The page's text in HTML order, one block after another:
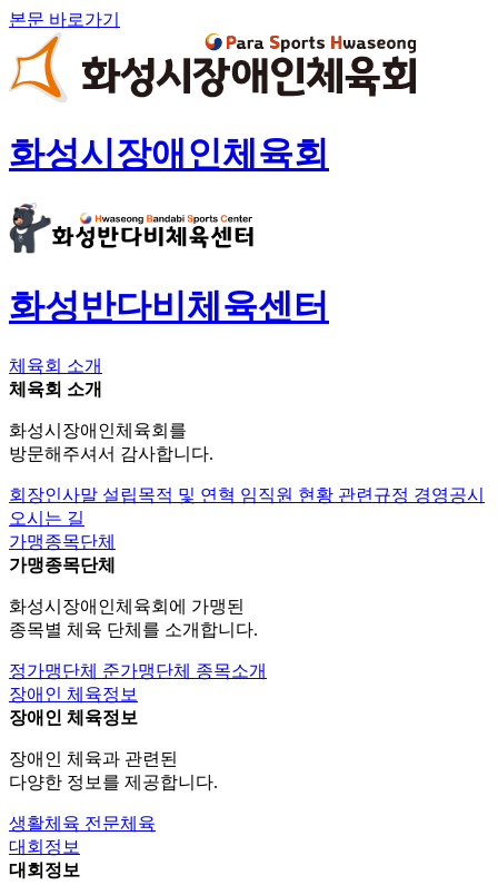
본문 바로가기
화성시장애인체육회
화성반다비체육센터
체육회 소개
체육회 소개
화성시장애인체육회를
방문해주셔서 감사합니다.
회장인사말 설립목적 및 연혁 임직원 현황 관련규정 경영공시
오시는 길
가맹종목단체
가맹종목단체
화성시장애인체육회에 가맹된
종목별 체육 단체를 소개합니다.
정가맹단체 준가맹단체 종목소개
장애인 체육정보
장애인 체육정보
장애인 체육과 관련된
다양한 정보를 제공합니다.
생활체육 전문체육
대회정보
대회정보